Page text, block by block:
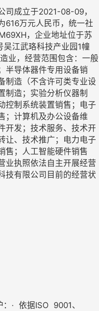
司成立于2021-08-09，
616万元人民币，统一社
，企业地址位于苏
江武珞科技产业园1幢
业，经营范围包含：一般
半导体器件专用设备销
制造（不含许可类专业设
制造；实验分析仪器制
控制系统装置销售；电子
；计算机及办公设备维
开发；技术服务、技术开
让、技术推广；电力电子
售；人工智能硬件销售
业执照依法自主开展经营
技有限公司目前的经营状
· 依据ISO 9001、